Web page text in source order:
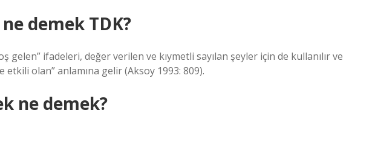
demek TDK?
gelen” ifadeleri, değer verilen ve kıymetli sayılan şeyler için de kullanılır ve
olan” anlamına gelir (Aksoy 1993: 809).
ne demek?